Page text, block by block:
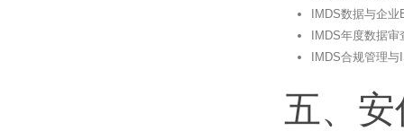
IMDS数据与企
IMDS年度数据
IMDS合规管理
五、